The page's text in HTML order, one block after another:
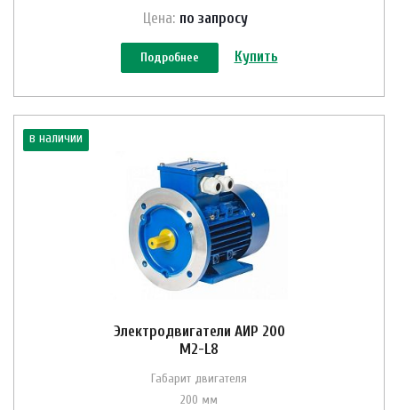
Цена: по запросу
Подробнее Купить
в наличии
Электродвигатели АИР 200
M2-L8
Габарит двигателя
200 мм